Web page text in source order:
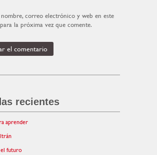
correo electrónico y web en este
la próxima vez que comente.
recientes
aprender
futuro